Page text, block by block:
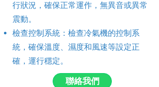
行狀況，確保正常運作，無異音或異常
震動。
檢查控制系統：檢查冷氣機的控制系
統，確保溫度、濕度和風速等設定正
確，運行穩定。
聯絡我們